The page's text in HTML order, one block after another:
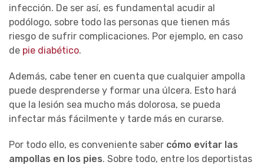
infección. De ser así, es fundamental acudir al
podólogo, sobre todo las personas que tienen más
riesgo de sufrir complicaciones. Por ejemplo, en caso
de pie diabético.
Además, cabe tener en cuenta que cualquier ampolla
puede desprenderse y formar una úlcera. Esto hará
que la lesión sea mucho más dolorosa, se pueda
infectar más fácilmente y tarde más en curarse.
Por todo ello, es conveniente saber cómo evitar las
ampollas en los pies. Sobre todo, entre los deportistas